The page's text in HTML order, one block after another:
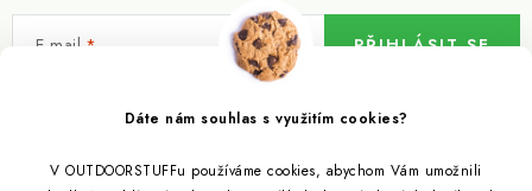
Dáte nám souhlas s využitím cookies?
V OUTDOORSTUFFu používáme cookies, abychom Vám umožnili
E-mail
Vložením e-mailu souhlasíte spodmínkami ochrany osobních údajů
PŘIHLÁSIT SE